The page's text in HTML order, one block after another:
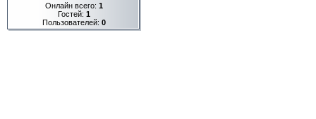
Онлайн всего: 1
Гостей: 1
Пользователей: 0